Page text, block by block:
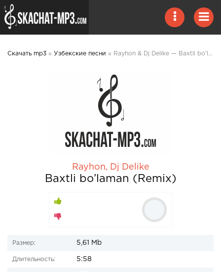
Скачать mp3 » Узбекские песни » Rayhon & Dj Delike — Baxtli bo’laman (Remix) mp3 скачать
Rayhon, Dj Delike
Baxtli bo’laman (Remix)
Размер: 5,61 Mb
Длительность: 5:58